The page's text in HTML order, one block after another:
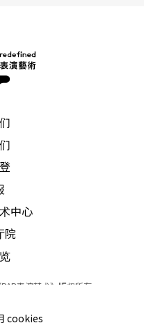
中心
院
表演艺术》版权所有
All Rights Reserved
00973926
cookies